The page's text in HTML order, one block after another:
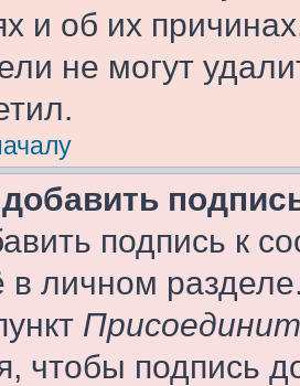
и об их
не могут
подпись к
в личном
чтобы подпись